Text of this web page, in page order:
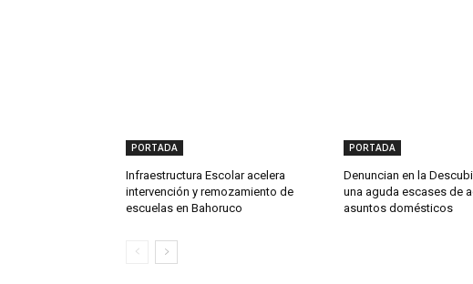
PORTADA
Infraestructura Escolar acelera
intervención y remozamiento de
escuelas en Bahoruco
PORTADA
Denuncian en la
una aguda escases de
asuntos domésticos